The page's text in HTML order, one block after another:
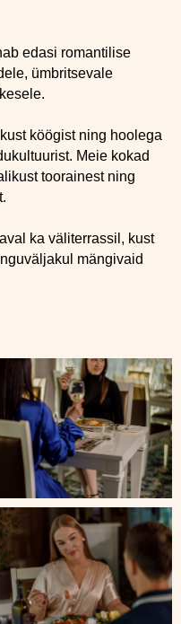
edasi romantilise
ümbritsevale
köögist ning hoolega
Meie kokad
toorainest ning
ka väliterrassil, kust
mängivaid